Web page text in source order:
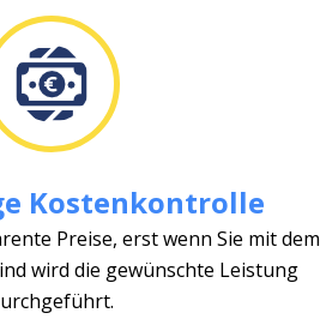
Kostenkontrolle
Preise, erst wenn Sie mit dem
wird die gewünschte Leistung